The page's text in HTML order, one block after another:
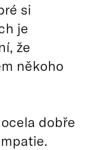
si
je
že
někoho
dobře